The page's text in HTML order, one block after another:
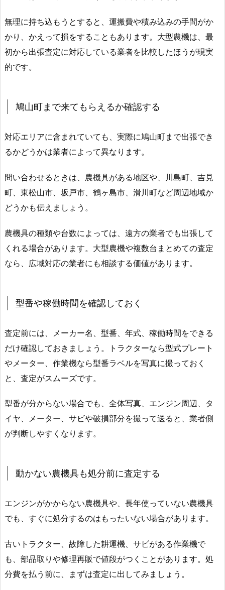
無理に持ち込もうとすると、運搬費や積み込みの手間がか
かり、かえって損をすることもあります。大型農機は、最
初から出張査定に対応している業者を比較したほうが現実
的です。
鳩山町まで来てもらえるか確認する
対応エリアに含まれていても、実際に鳩山町まで出張でき
るかどうかは業者によって異なります。
問い合わせるときは、農機具がある地区や、川島町、吉見
町、東松山市、坂戸市、鶴ヶ島市、滑川町など周辺地域か
どうかも伝えましょう。
農機具の種類や台数によっては、遠方の業者でも出張して
くれる場合があります。大型農機や複数台まとめての査定
なら、広域対応の業者にも相談する価値があります。
型番や稼働時間を確認しておく
査定前には、メーカー名、型番、年式、稼働時間をできる
だけ確認しておきましょう。トラクターなら型式プレート
やメーター、作業機なら型番ラベルを写真に撮っておく
と、査定がスムーズです。
型番が分からない場合でも、全体写真、エンジン周辺、タ
イヤ、メーター、サビや破損部分を撮って送ると、業者側
が判断しやすくなります。
動かない農機具も処分前に査定する
エンジンがかからない農機具や、長年使っていない農機具
でも、すぐに処分するのはもったいない場合があります。
古いトラクター、故障した耕運機、サビがある作業機で
も、部品取りや修理再販で値段がつくことがあります。処
分費を払う前に、まずは査定に出してみましょう。